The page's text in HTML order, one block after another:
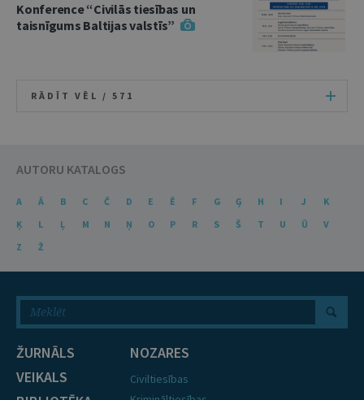
Konference “Civilās tiesības un
taisnīgums Baltijas valstīs”
RĀDĪT VĒL / 571
AUTORU KATALOGS
A Ā B C Č D E Ē F G Ģ H I J
K
Ķ
L Ļ M N Ņ O P R S Š T U Ū
V
Z
Ž
ŽURNĀLS
VEIKALS
NOZARES
Civiltiesības